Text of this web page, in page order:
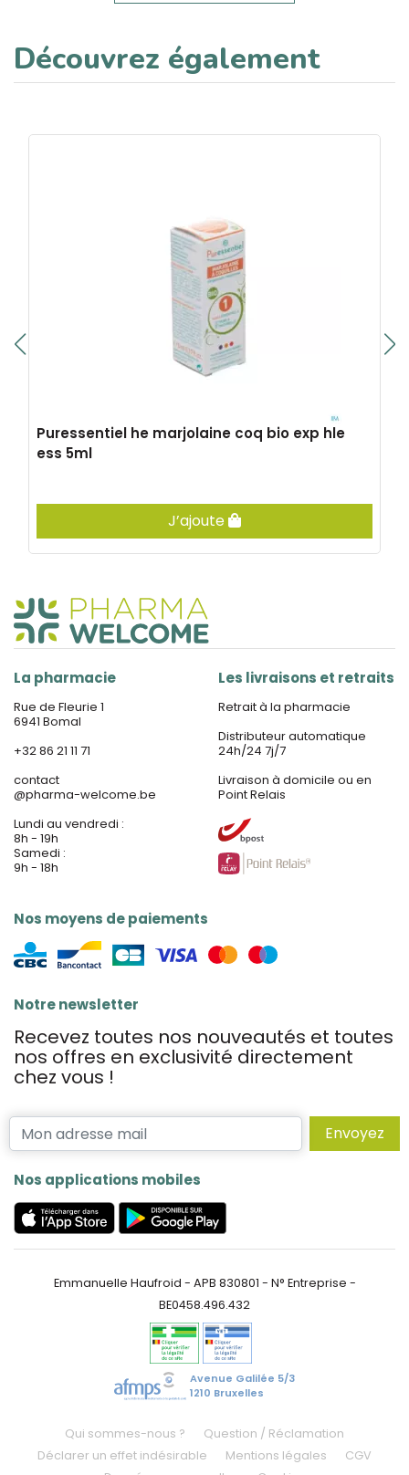
Découvrez également
Puressentiel he marjolaine coq bio exp hle
ess 5ml
J’ajoute
La pharmacie
Rue de Fleurie 1
6941 Bomal
+32 86 21 11 71
contact
@pharma-welcome.be
Lundi au vendredi :
8h - 19h
Samedi :
9h - 18h
Nos moyens de paiements
Les livraisons et retraits
Retrait à la pharmacie
Distributeur automatique
24h/24 7j/7
Livraison à domicile ou en
Point Relais
Notre newsletter
Recevez toutes nos nouveautés et toutes
nos offres en exclusivité directement
chez vous !
Envoyez
Nos applications mobiles
Emmanuelle Haufroid - APB 830801 - N° Entreprise -
BE0458.496.432
Avenue Galilée 5/3
1210 Bruxelles
Qui sommes-nous ?
Question / Réclamation
Déclarer un effet indésirable
Mentions légales
CGV